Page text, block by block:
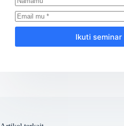
Ikuti seminar